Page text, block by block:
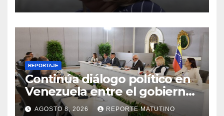
REPORTAJE
Continúa diálogo político en
Venezuela entre el gobierno
y la oposición
AGOSTO 8, 2026 REPORTE MATUTINO